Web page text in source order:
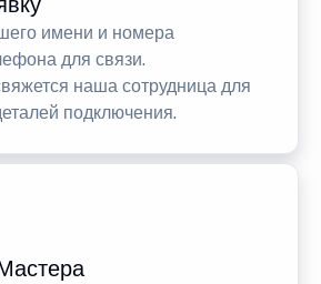
имени и номера
для связи.
наша сотрудница для
подключения.